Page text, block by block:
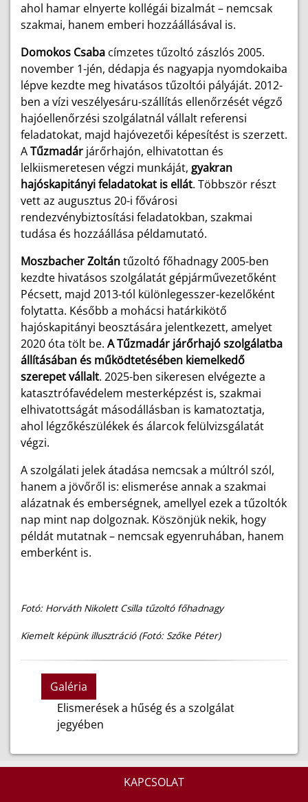
ahol hamar elnyerte kollégái bizalmát – nemcsak
szakmai, hanem emberi hozzáállásával is.
Domokos Csaba címzetes tűzoltó zászlós 2005.
november 1-jén, dédapja és nagyapja nyomdokaiba
lépve kezdte meg hivatásos tűzoltói pályáját. 2012-
ben a vízi veszélyesáru-szállítás ellenőrzését végző
hajóellenőrzési szolgálatnál vállalt referensi
feladatokat, majd hajóvezetői képesítést is szerzett.
ATűzmadár járőrhajón, elhivatottan és
lelkiismeretesen végzi munkáját, gyakran
hajóskapitányi feladatokat is ellát. Többször részt
vett az augusztus 20-i fővárosi
rendezvénybiztosítási feladatokban, szakmai
tudása és hozzáállása példamutató.
Moszbacher Zoltántűzoltó főhadnagy2005-ben
kezdte hivatásos szolgálatát gépjárművezetőként
Pécsett, majd 2013-tól különlegesszer-kezelőként
folytatta. Később a mohácsi határkikötő
hajóskapitányi beosztására jelentkezett, amelyet
2020 óta tölt be. A Tűzmadár járőrhajó szolgálatba
állításában és működtetésében kiemelkedő
szerepet vállalt. 2025-ben sikeresen elvégezte a
katasztrófavédelem mesterképzést is, szakmai
elhivatottságát másodállásban is kamatoztatja,
ahol légzőkészülékek és álarcok felülvizsgálatát
végzi.
A szolgálati jelek átadása nemcsak a múltról szól,
hanem a jövőről is: elismerése annak a szakmai
alázatnak és emberségnek, amellyel ezek a tűzoltók
nap mint nap dolgoznak. Köszönjük nekik, hogy
példát mutatnak – nemcsak egyenruhában, hanem
emberként is.
Fotó: Horváth Nikolett Csilla tűzoltó főhadnagy
Kiemelt képünk illusztráció (Fotó: Szőke Péter)
Galéria
Elismerések a hűség és a szolgálat
jegyében
KAPCSOLAT